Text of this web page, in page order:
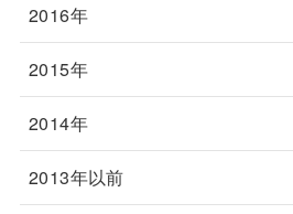
2016年
2015年
2014年
2013年以前